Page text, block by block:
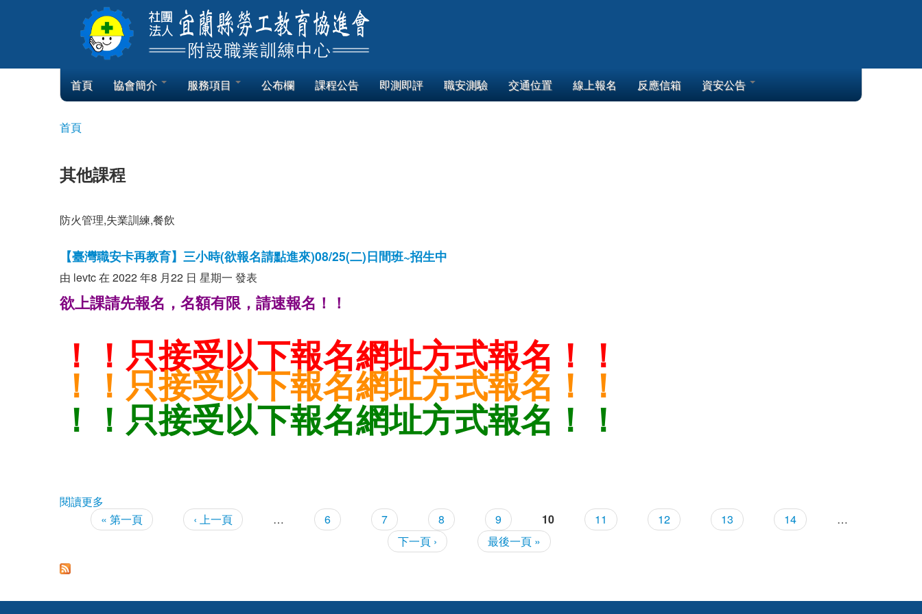
首頁 協會簡介 服務項目 公布欄 課程公告 即測即評 職安測驗 交通位置 線上報名 反應信箱 資安公告
您在這裡
首頁
其他課程
防火管理,失業訓練,餐飲
【臺灣職安卡再教育】三小時(欲報名請點進來)08/25(二)日間班~招生中
由 levtc在 2022 年8 月22 日 星期一 發表
欲上課請先報名，名額有限，請速報名！！
！！只接受以下報名網址方式報名！！
！！只接受以下報名網址方式報名！！
！！只接受以下報名網址方式報名！！
閱讀更多
« 第一頁 ‹ 上一頁 … 6 7 8 9 10 11 12 13 14
…
下一頁 ›
最後一頁 »